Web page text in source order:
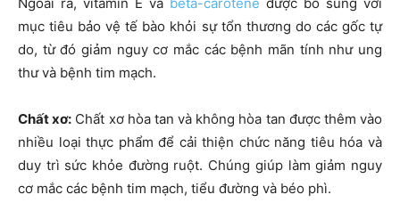
mục tiêu bảo vệ tế bào khỏi sự tổn thương do các gốc tự
do, từ đó giảm nguy cơ mắc các bệnh mãn tính như ung
thư và bệnh tim mạch.
Chất xơ: Chất xơ hòa tan và không hòa tan được thêm vào
nhiều loại thực phẩm để cải thiện chức năng tiêu hóa và
duy trì sức khỏe đường ruột. Chúng giúp làm giảm nguy
cơ mắc các bệnh tim mạch, tiểu đường và béo phì.